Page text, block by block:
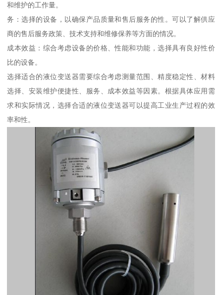
和维护的工作量。
务：选择的设备，以确保产品质量和售后服务的性。可以了解供应
商的售后服务政策、技术支持和维修保养等方面的情况。
成本效益：综合考虑设备的价格、性能和功能，选择具有良好性价
比的设备。
选择适合的液位变送器需要综合考虑测量范围、精度稳定性、材料
选择、安装维护便捷性、服务、成本效益等因素。根据具体应用需
求和实际情况，选择合适的液位变送器可以提高工业生产过程的效
率和性。